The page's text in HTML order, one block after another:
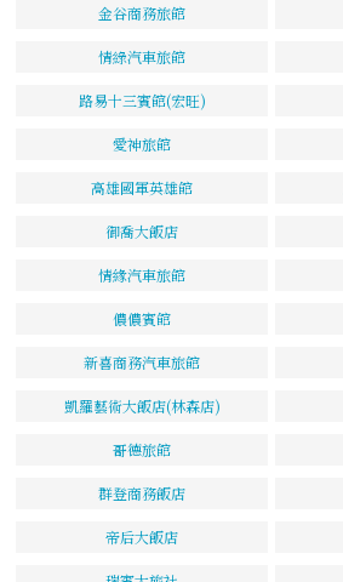
金谷商務旅館
情綠汽車旅館
路易十三賓館(宏旺)
愛神旅館
高雄國軍英雄館
御喬大飯店
情緣汽車旅館
儂儂賓館
新喜商務汽車旅館
凱羅藝術大飯店(林森店)
哥德旅館
群登商務飯店
帝后大飯店